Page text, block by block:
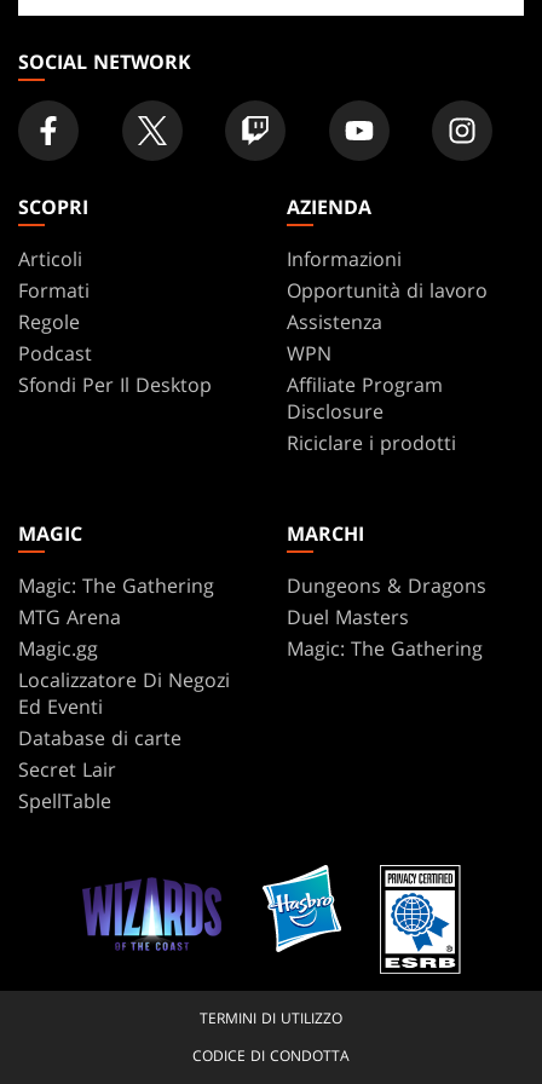
negozio
SOCIAL NETWORK
SCOPRI
Articoli
Formati
Regole
Podcast
Sfondi Per Il Desktop
AZIENDA
Informazioni
Opportunità di lavoro
Assistenza
WPN
Affiliate Program
Disclosure
Riciclare i prodotti
MAGIC
Magic: The Gathering
MTG Arena
Magic.gg
Localizzatore Di Negozi
Ed Eventi
Database di carte
Secret Lair
SpellTable
MARCHI
Dungeons & Dragons
Duel Masters
Magic: The Gathering
TERMINI DI UTILIZZO
CODICE DI CONDOTTA